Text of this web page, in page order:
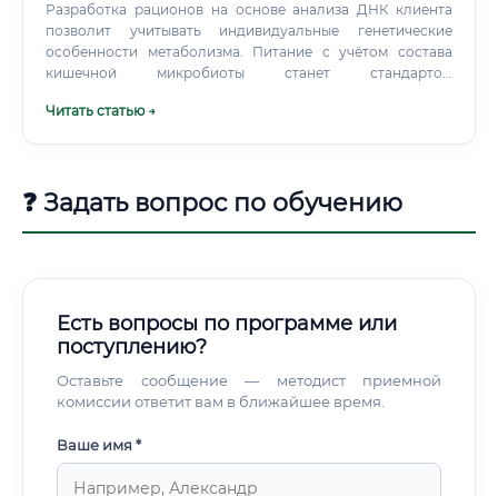
Разработка рационов на основе анализа ДНК клиента
позволит учитывать индивидуальные генетические
особенности метаболизма. Питание с учётом состава
кишечной микробиоты станет стандартом
глюкометров и других девайсов будут в реальном
Читать статью →
❓ Задать вопрос по обучению
Есть вопросы по программе или
поступлению?
Оставьте сообщение — методист приемной
комиссии ответит вам в ближайшее время.
Ваше имя *